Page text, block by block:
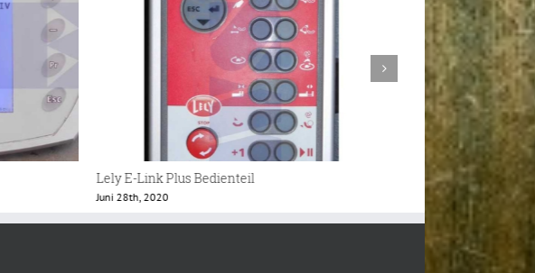
Welger Balercontrol Bedienteil
März 30th, 2019
Lely Jobrechner
November 17th, 2024